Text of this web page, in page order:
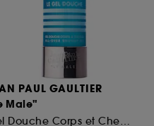
PAUL GAULTIER
Male"